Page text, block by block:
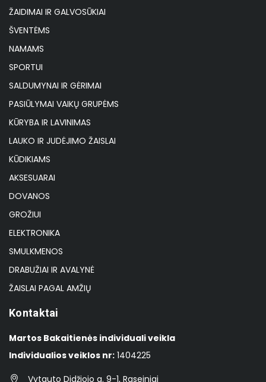
ŽAIDIMAI IR GALVOSŪKIAI
ŠVENTĖMS
NAMAMS
SPORTUI
SALDUMYNAI IR GĖRIMAI
PASIŪLYMAI VAIKŲ GRUPĖMS
KŪRYBA IR LAVINIMAS
LAUKO IR JUDĖJIMO ŽAISLAI
KŪDIKIAMS
AKSESUARAI
DOVANOS
GROŽIUI
ELEKTRONIKA
SMULKMENOS
DRABUŽIAI IR AVALYNĖ
ŽAISLAI PAGAL AMŽIŲ
Kontaktai
Martos Bakaitienės individuali veikla
Individualios veiklos nr: 1404225
Vytauto Didžiojo g. 9-1, Raseiniai